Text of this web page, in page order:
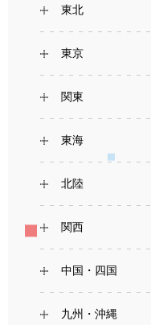
東北
東京
関東
東海
北陸
関西
中国・四国
九州・沖縄